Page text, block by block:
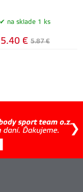
na sklade 1 ks
5.40 € 5.87 €